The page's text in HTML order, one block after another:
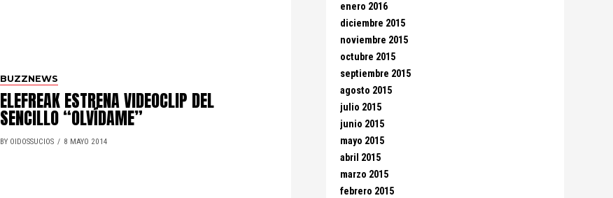
BUZZNEWS
ELEFREAK ESTRENA VIDEOCLIP DEL
SENCILLO “OLVÍDAME”
BY OIDOSSUCIOS 8 MAYO 2014
enero 2016
diciembre 2015
noviembre 2015
octubre 2015
septiembre 2015
agosto 2015
julio 2015
junio 2015
mayo 2015
abril 2015
marzo 2015
febrero 2015